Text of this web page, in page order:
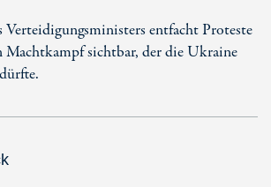
Verteidigungsministers entfacht Proteste
Machtkampf sichtbar, der die Ukraine